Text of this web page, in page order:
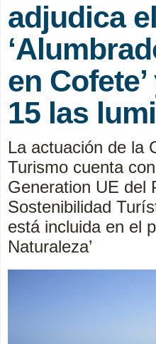
adjudica
en
15 las
La actuación de la
Turismo cuenta
Generation UE del
Sostenibilidad
está incluida en el
Naturaleza’